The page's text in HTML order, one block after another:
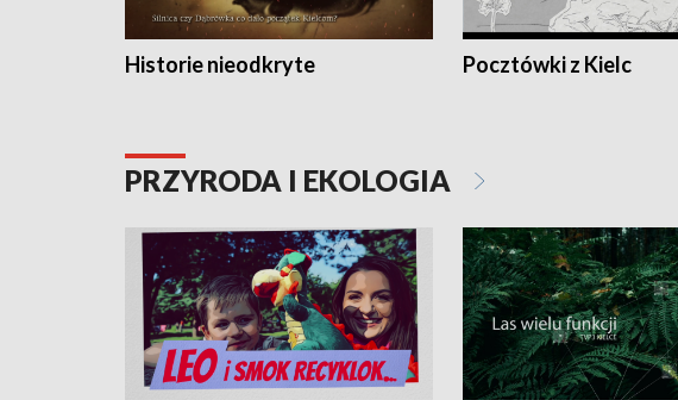
Historie nieodkryte Pocztówki z Kielc
PRZYRODA I EKOLOGIA